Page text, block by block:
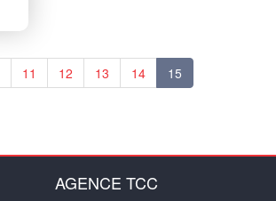
11 12 13 14 15
AGENCE TCC